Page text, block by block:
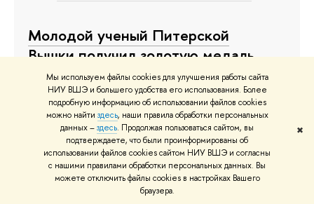
Мы используем файлы cookies для улучшения работы сайта
НИУ ВШЭ и большего удобства его использования. Более
подробную информацию об использовании файлов cookies
можно найти здесь, наши правила обработки персональных
данных –здесь. Продолжая пользоваться сайтом, вы
подтверждаете, что были проинформированы об
использовании файлов cookies сайтом НИУ ВШЭ и согласны
с нашими правилами обработки персональных данных. Вы
можете отключить файлы cookies в настройках Вашего
браузера.
✖
Молодой ученый Питерской
Вышки получил золотую медаль
РАН
Российская академия наук подвела итоги
конкурса на соискание медалей с премиями. По
итогам 2025 года награды за лучшие научные
работы присудили 42 молодым ученым России.
В числе победителей — представитель НИУ
ВШЭ — Санкт-Петербург.